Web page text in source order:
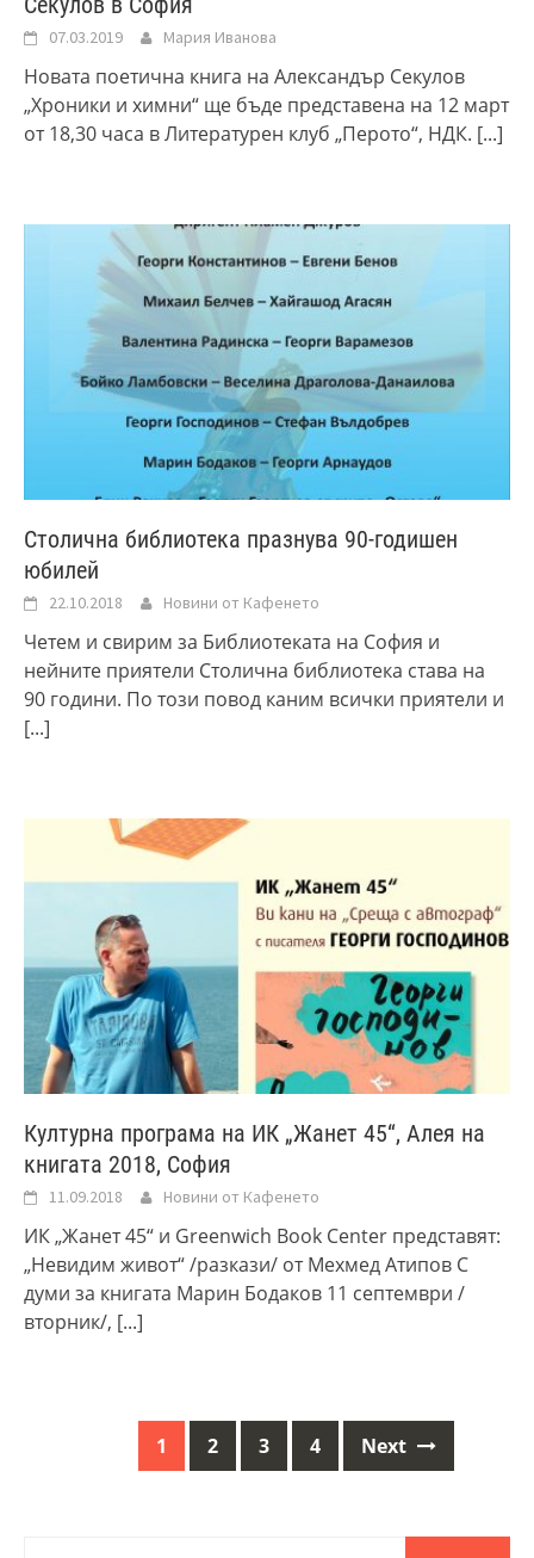
07.03.2019 Мария Иванова
Новата поетична книга на Александър Секулов
„Хроники и химни“ ще бъде представена на 12 март
от 18,30 часа в Литературен клуб „Перото“, НДК. [...]
Столична библиотека празнува 90-годишен
юбилей
22.10.2018 Новини от Кафенето
Четем и свирим за Библиотеката на София и
нейните приятели Столична библиотека става на
90 години. По този повод каним всички приятели и
[...]
Културна програма на ИК „Жанет 45“, Алея на
книгата 2018, София
11.09.2018 Новини от Кафенето
ИК „Жанет 45“ и Greenwich Book Center представят:
„Невидим живот“ /разкази/ от Мехмед Атипов С
думи за книгата Марин Бодаков 11 септември /
вторник/, [...]
1 2 3 4 Next